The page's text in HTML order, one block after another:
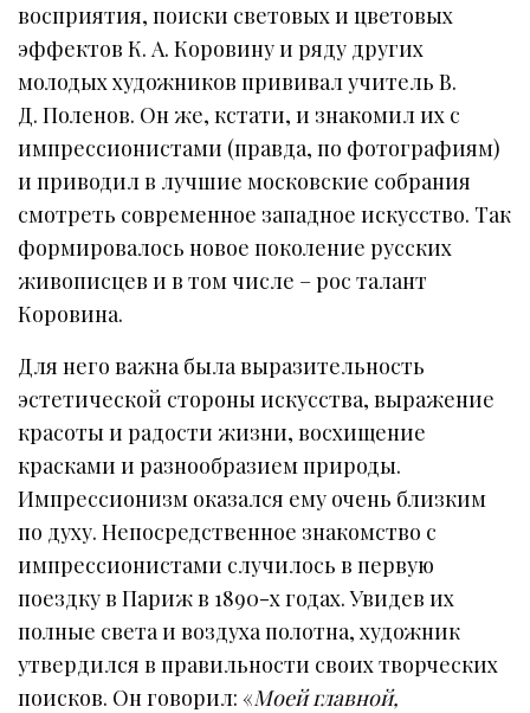
восприятия, поиски световых и цветовых
эффектов К. А. Коровину и ряду других
молодых художников прививал учитель В.
Д. Поленов. Он же, кстати, и знакомил их с
импрессионистами (правда, по фотографиям)
и приводил в лучшие московские собрания
смотреть современное западное искусство. Так
формировалось новое поколение русских
живописцев и в том числе – рос талант
Коровина.
Для него важна была выразительность
эстетической стороны искусства, выражение
красоты и радости жизни, восхищение
красками и разнообразием природы.
Импрессионизм оказался ему очень близким
по духу. Непосредственное знакомство с
импрессионистами случилось в первую
поездку в Париж в 1890-х годах. Увидев их
полные света и воздуха полотна, художник
утвердился в правильности своих творческих
поисков. Он говорил: «Моей главной,